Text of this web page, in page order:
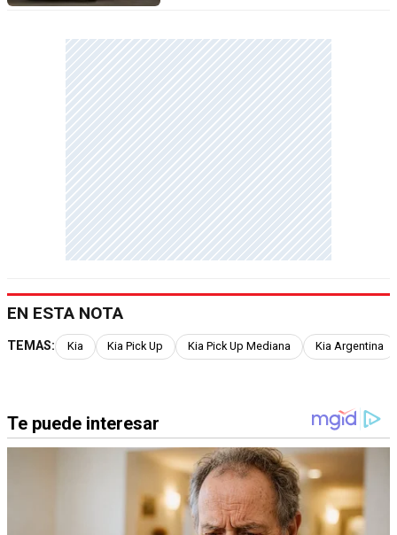
EN ESTA NOTA
TEMAS: Kia Kia Pick Up Kia Pick Up Mediana Kia Argentina